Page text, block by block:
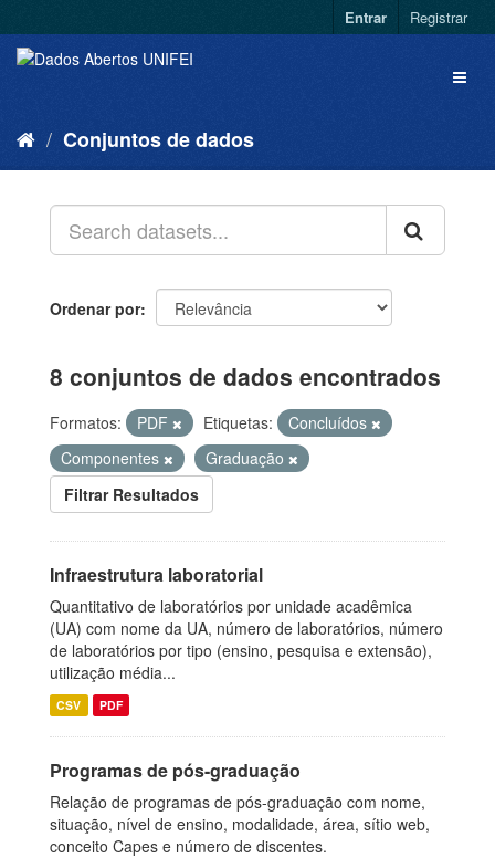
Entrar Registrar
Conjuntos de dados
Ordenar por
8 conjuntos de dados encontrados
Formatos: PDF Etiquetas:
Concluídos
Componentes
Graduação
Filtrar Resultados
Infraestrutura laboratorial
Quantitativo de laboratórios por unidade acadêmica
(UA) com nome da UA, número de laboratórios, número
de laboratórios por tipo (ensino, pesquisa e extensão),
utilização média...
CSV PDF
Programas de pós-graduação
Relação de programas de pós-graduação com nome,
situação, nível de ensino, modalidade, área, sítio web,
conceito Capes e número de discentes.